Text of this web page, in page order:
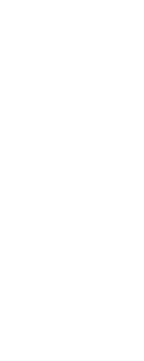
się korzystać z Usług
wszystkimi
i regulacjami;
zgodnie ze
ograniczeniami Usług
lub w odpowiednich
otrzymanych od
lub
w dniu akceptacji
zakupiono
w dniu ukończenia
korzystania z Usługi
określonym przez
tego, która data
na czas określony